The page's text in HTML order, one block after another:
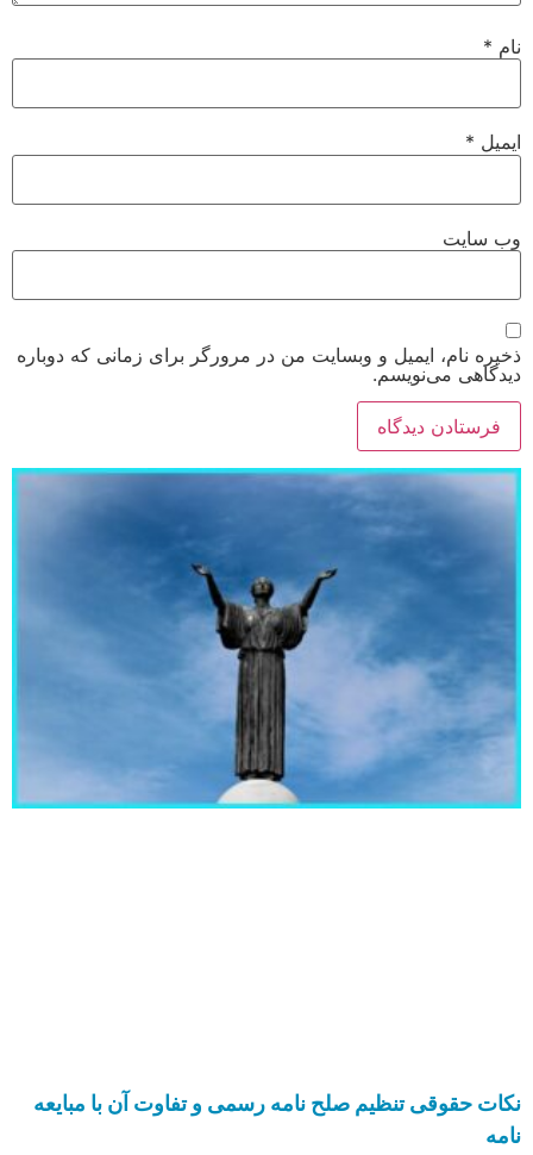
نام *
ایمیل *
وب‌ سایت
ذخیره نام، ایمیل و وبسایت من در مرورگر برای زمانی که دوباره
دیدگاهی می‌نویسم.
نکات حقوقی تنظیم صلح نامه رسمی و تفاوت آن با مبایعه
نامه